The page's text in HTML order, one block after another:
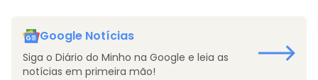
Google Notícias
Siga o Diário do Minho na Google e leia as
notícias em primeira mão!